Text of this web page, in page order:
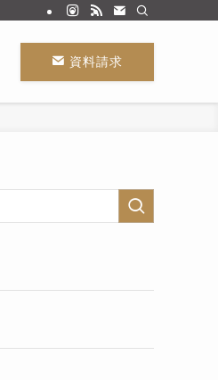
資料請求